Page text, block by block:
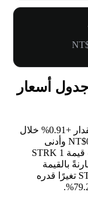
تحويل من STRK إلى TWD جدول أسعار
+0.91%
خلال
الـ 24 ساعة الماضية، حيث وصل إلى NT$0.8256 وأدنى
مستوى له عند NT$0.7937. قبل شهر، كانت قيمة 1 STRK
بالقيمة
الحالية. في العام الماضي، شهدت قيمة STRK تغيرًا قدره
.